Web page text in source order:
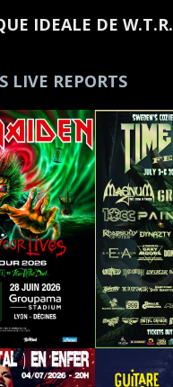
IDEALE DE W.T.R.
LIVE REPORTS